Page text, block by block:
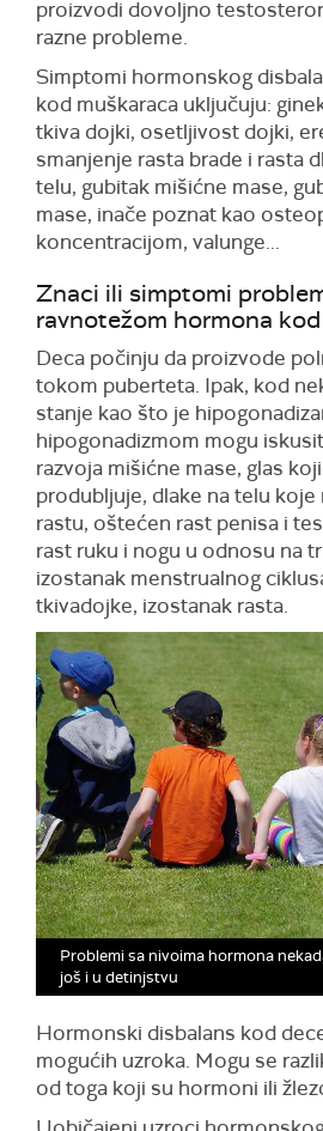
proizvodi dovoljno
razne probleme.
Simptomi hormonskog
kod muškaraca uključuju:
tkiva dojki, osetljivost dojki,
smanjenje rasta brade i rasta
telu, gubitak mišićne mase,
mase, inače poznat kao
koncentracijom, valunge...
Znaci ili simptomi
ravnotežom hormona
Deca počinju da proizvode
tokom puberteta. Ipak, kod
stanje kao što je
hipogonadizmom mogu
razvoja mišićne mase, glas
produbljuje, dlake na telu koje
rastu, oštećen rast penisa i
rast ruku i nogu u odnosu na
izostanak menstrualnog
tkivadojke, izostanak rasta.
Problemi sa nivoima hormona
još i u detinjstvu
Hormonski disbalans kod
mogućih uzroka. Mogu se
od toga koji su hormoni ili